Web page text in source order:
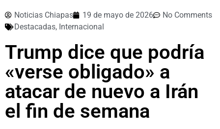
Noticias Chiapas 19 de mayo de 2026
No Comments
Destacadas, Internacional
Trump dice que podría
«verse obligado» a
atacar de nuevo a Irán
el fin de semana